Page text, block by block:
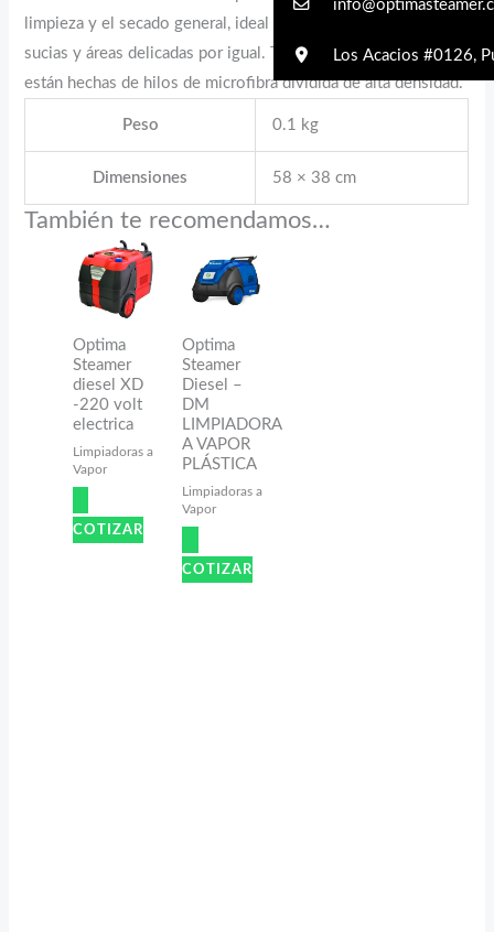
limpieza y el secado general, ideal para superficies muy
sucias y áreas delicadas por igual. Todas nuestras toallas
están hechas de hilos de microfibra dividida de alta densidad.
Peso 0.1 kg
Dimensiones 58 × 38 cm
También te recomendamos…
Optima
Steamer
diesel XD
-220 volt
electrica
Limpiadoras a
Vapor
COTIZAR
Optima
Steamer
Diesel –
DM
LIMPIADORA
A VAPOR
PLÁSTICA
Limpiadoras a
Vapor
COTIZAR
Los Acacios #0126,